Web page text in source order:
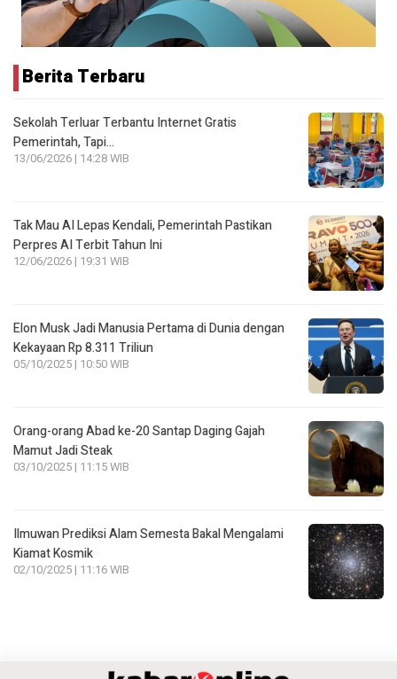
Berita Terbaru
Sekolah Terluar Terbantu Internet Gratis
Pemerintah, Tapi…
13/06/2026 | 14:28 WIB
Tak Mau AI Lepas Kendali, Pemerintah Pastikan
Perpres AI Terbit Tahun Ini
12/06/2026 | 19:31 WIB
Elon Musk Jadi Manusia Pertama di Dunia dengan
Kekayaan Rp 8.311 Triliun
05/10/2025 | 10:50 WIB
Orang-orang Abad ke-20 Santap Daging Gajah
Mamut Jadi Steak
03/10/2025 | 11:15 WIB
Ilmuwan Prediksi Alam Semesta Bakal Mengalami
Kiamat Kosmik
02/10/2025 | 11:16 WIB